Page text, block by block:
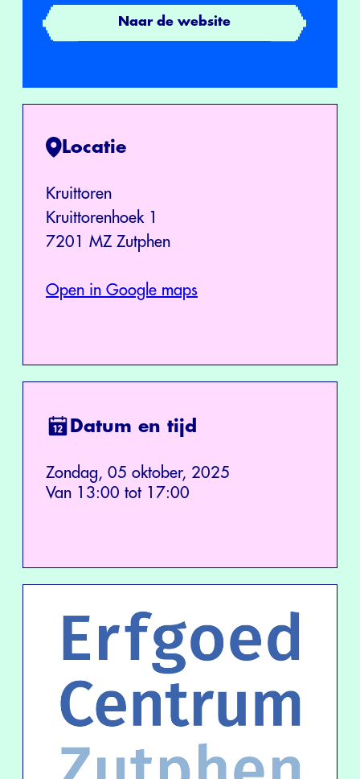
Naar de website
Locatie
Kruittoren
Kruittorenhoek 1
7201 MZ Zutphen
Open in Google maps
Datum en tijd
Zondag, 05 oktober, 2025
Van 13:00 tot 17:00